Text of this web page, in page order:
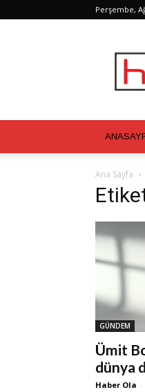
Perşembe,
Ana Sayfa
GÜNDEM
Ümit
dünya
Haber Ola -